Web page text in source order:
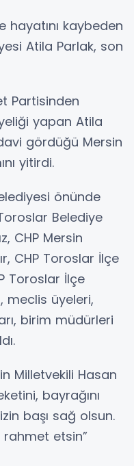
kaybeden
Atila Parlak, son
Partisinden
yapan Atila
gördüğü Mersin
yitirdi.
önünde
Belediye
CHP Mersin
CHP Toroslar İlçe
Toroslar İlçe
meclis üyeleri,
birim müdürleri
Milletvekili Hasan
bayrağını
başı sağ olsun.
rahmet etsin”